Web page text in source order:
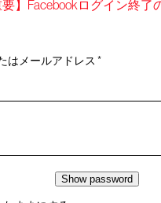
要】Facebookログイン終了
はメールアドレス*必